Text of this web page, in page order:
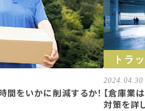
をいかに削減するか！
トラ
2024.04.30
【倉庫業
対策を詳